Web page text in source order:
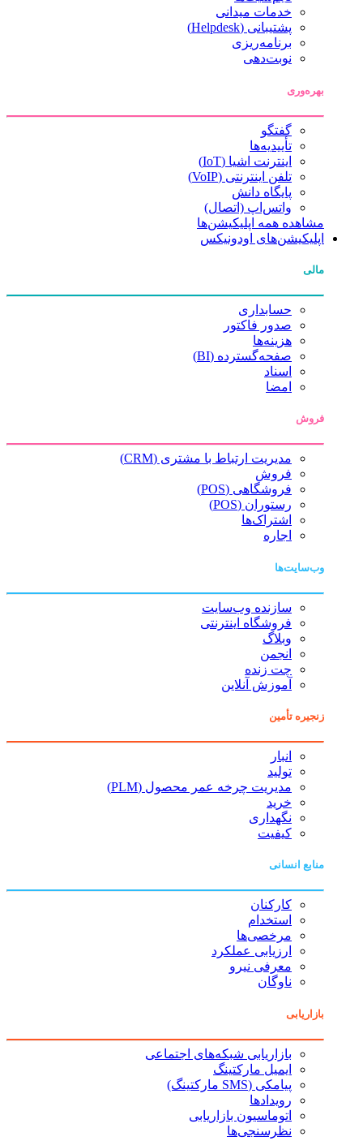
خدمات میدانی
پشتیبانی (Helpdesk)
برنامه‌ریزی
نوبت‌دهی
بهره‌وری
گفتگو
تأییدیه‌ها
اینترنت اشیا (IoT)
تلفن اینترنتی (VoIP)
پایگاه دانش
واتس‌اپ (اتصال)
مشاهده همه اپلیکیشن‌ها
اپلیکیشن‌های اودونیکس
مالی
حسابداری
صدور فاکتور
هزینه‌ها
صفحه‌گسترده (BI)
اسناد
امضا
فروش
مدیریت ارتباط با مشتری (CRM)
فروش
فروشگاهی (POS)
رستوران (POS)
اشتراک‌ها
اجاره
وب‌سایت‌ها
سازنده وب‌سایت
فروشگاه اینترنتی
وبلاگ
انجمن
چت زنده
آموزش آنلاین
زنجیره تأمین
انبار
تولید
مدیریت چرخه عمر محصول (PLM)
خرید
نگهداری
کیفیت
منابع انسانی
کارکنان
استخدام
مرخصی‌ها
ارزیابی عملکرد
معرفی نیرو
ناوگان
بازاریابی
بازاریابی شبکه‌های اجتماعی
ایمیل مارکتینگ
پیامکی (SMS مارکتینگ)
رویدادها
اتوماسیون بازاریابی
نظرسنجی‌ها